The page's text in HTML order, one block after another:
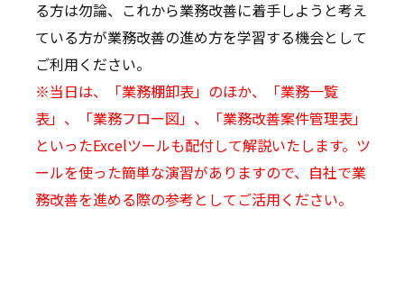
る方は勿論、これから業務改善に着手しようと考え
ている方が業務改善の進め方を学習する機会として
ご利用ください。
※当日は、「業務棚卸表」のほか、「業務一覧
表」、「業務フロー図」、「業務改善案件管理表」
といったExcelツールも配付して解説いたします。ツ
ールを使った簡単な演習がありますので、自社で業
務改善を進める際の参考としてご活用ください。